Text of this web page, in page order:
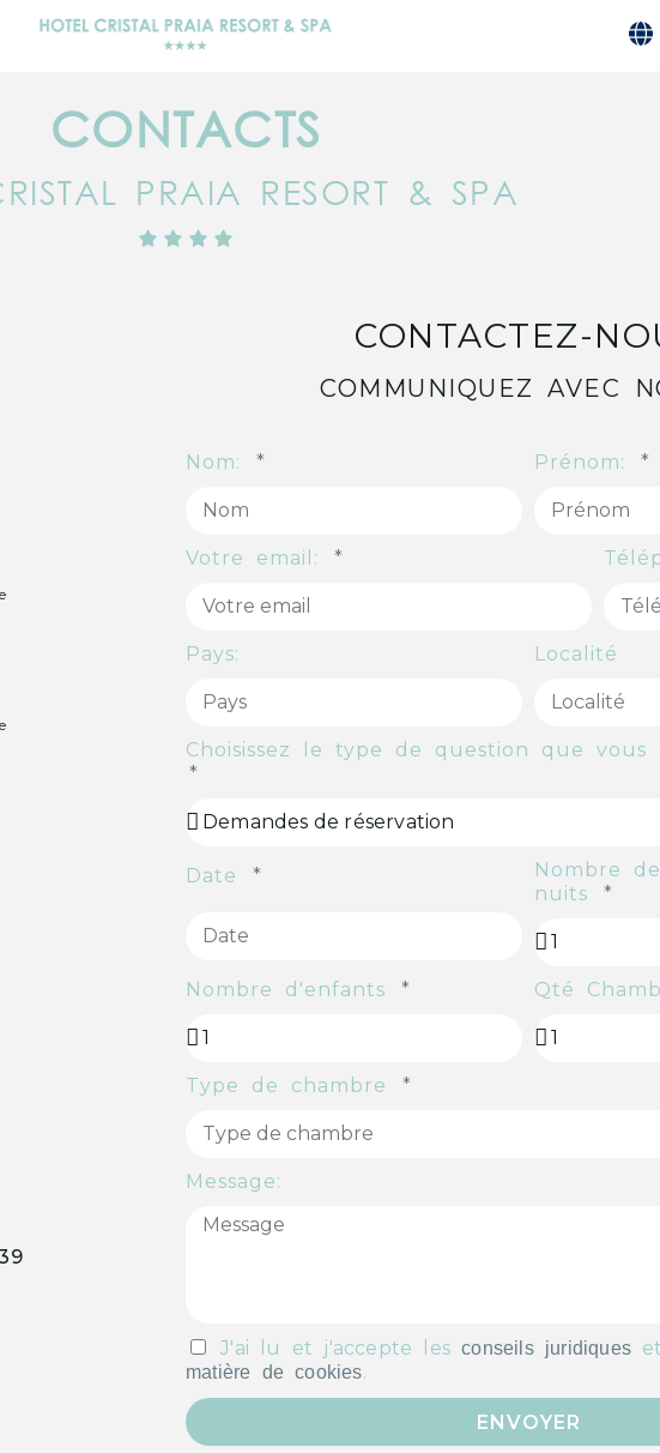
CONTACTS
PRAIA RESORT & SPA
CONTACTEZ-
COMMUNIQUEZ AVEC
Nom: Prénom:
Votre email:
Pays: Localité
Choisissez le type de question que vous
Date
Nombre de
nuits
Nombre d'enfants Qté
Type de chambre
Message:
J'ai lu et j'accepte lesconseils juridiques
matière de cookies.
ENVOYER